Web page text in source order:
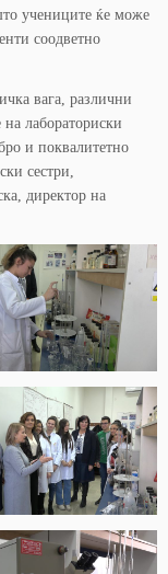
учениците ќе може
соодветно
вага, различни
лабораториски
и поквалитетно
сестри,
директор на